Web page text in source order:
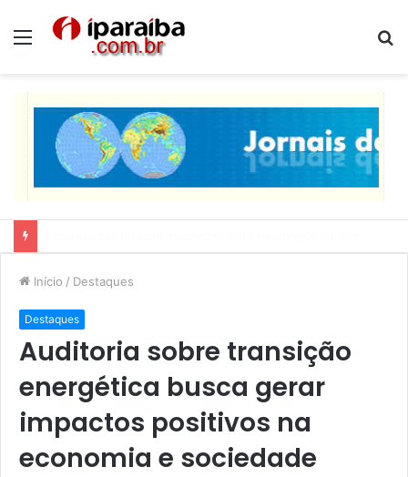
Menu
Início / Destaques
Destaques
Auditoria sobre transição
energética busca gerar
impactos positivos na
economia e sociedade